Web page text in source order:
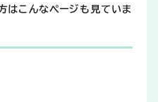
はこんなページも見ていま